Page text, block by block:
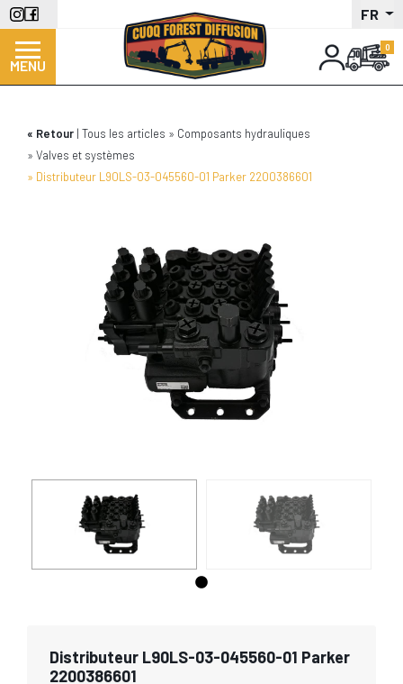
Aller
au
contenu
principal
FR
MENU
Retour Tous les articles
Composants hydrauliques
Valves et systèmes
Distributeur L90LS-03-045560-01 Parker 2200386601
Distributeur L90LS-03-045560-01 Parker
2200386601